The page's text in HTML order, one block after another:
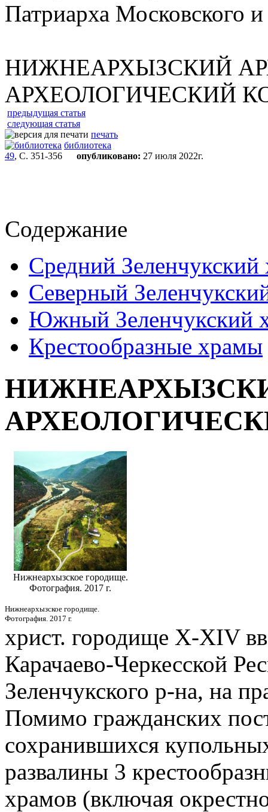
Патриарха Московского
НИЖНЕАРХЫЗСКИЙ
АРХЕОЛОГИЧЕСКИЙ
предыдущая статья
следующая статья
печать
библиотека
49, С. 351-356 опубликовано: 27 июля 2022г.
Содержание
Средний Зеленчукский
Северный
Южный Зеленчукский
Крестообразные храмы
Нижнеархызское городище.
Фотография. 2017 г.
Нижнеархызское городище.
Фотография. 2017 г.
христ. городище Х-ХIV
Карачаево-Черкесской
Зеленчукского р-на, на
Помимо гражданских
сохранившихся
развалины 3
храмов (включая